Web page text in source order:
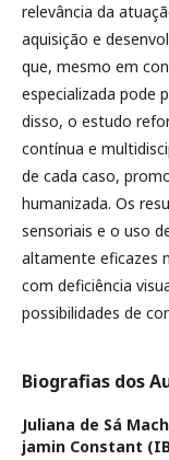
relevância da
aquisição e
que, mesmo em
especializada pode
disso, o estudo
contínua e
de cada caso,
humanizada. Os
sensoriais e o uso
altamente eficazes
com deficiência
possibilidades de
Biografias dos
Juliana de Sá
jamin Constant